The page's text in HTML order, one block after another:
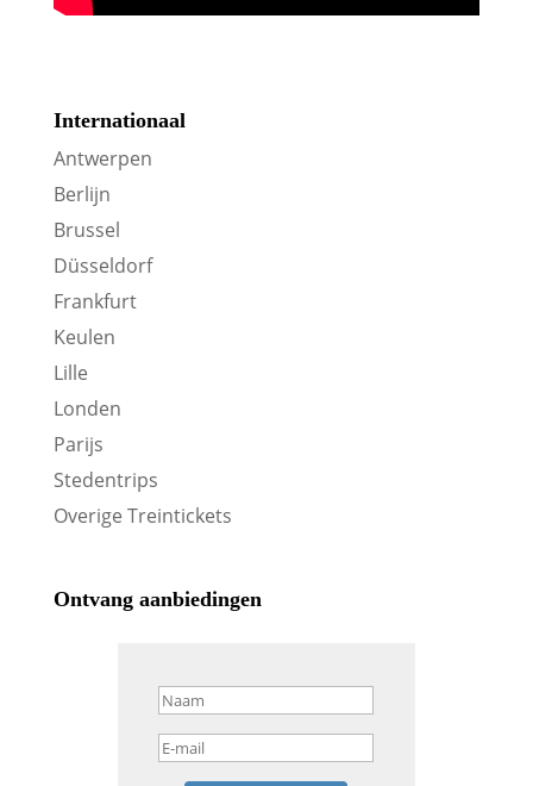
Internationaal
Antwerpen
Berlijn
Brussel
Düsseldorf
Frankfurt
Keulen
Lille
Londen
Parijs
Stedentrips
Overige Treintickets
Ontvang aanbiedingen